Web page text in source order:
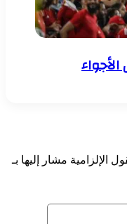
الإلزامية مشار إليها بـ